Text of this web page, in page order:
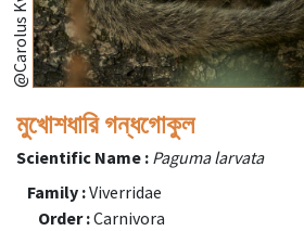
@Carolus Kwok
মুখোশধারি গন্ধগোকুল
Scientific Name : Paguma larvata
Family :Viverridae
Order :Carnivora